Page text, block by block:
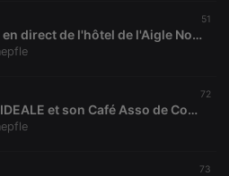
51
Jeux de Dames en direct de l'hôtel de l'Aigle Noir de Fontainebleau dans Vous y goûterez bien volontiers ?
72
L'association AIDEALE et son Café Asso de Coulommiers dans Vous y goûterez bien volontiers ?
73
allow core website
login and account
cannot be used properly
Provider /
Domain
Expiration Description